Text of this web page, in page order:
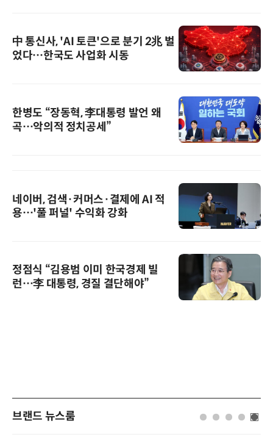
中 통신사, 'AI 토큰'으로 분기 2兆 벌
었다…한국도 사업화 시동
한병도 “장동혁, 李대통령 발언 왜
곡…악의적 정치공세”
네이버, 검색·커머스·결제에 AI 적
용…'풀 퍼널' 수익화 강화
정점식 “김용범 이미 한국경제 빌
런…李 대통령, 경질 결단해야”
브랜드 뉴스룸